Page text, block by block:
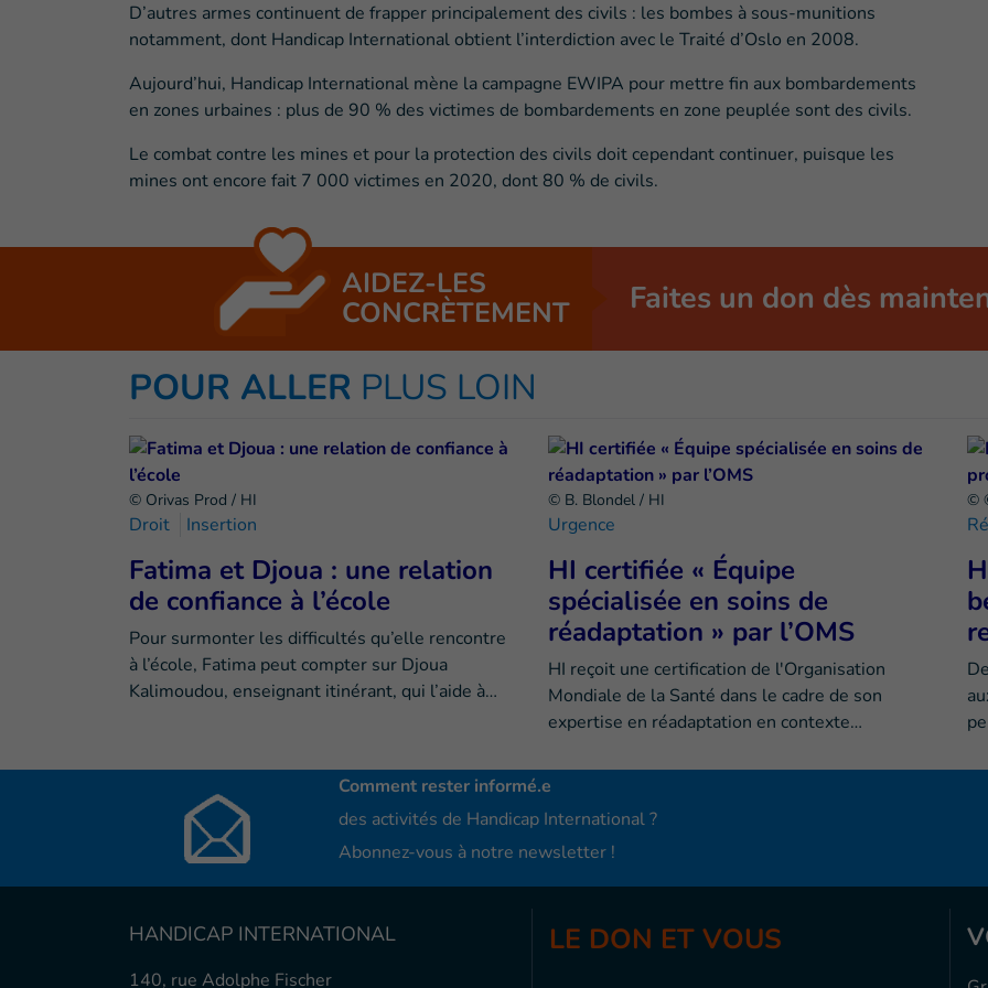
D’autres armes continuent de frapper principalement des civils : les bombes à sous-munitions
notamment, dont Handicap International obtient l’interdiction avec le Traité d’Oslo en 2008.
Aujourd’hui, Handicap International mène la campagne EWIPA pour mettre fin aux bombardements
en zones urbaines : plus de 90 % des victimes de bombardements en zone peuplée sont des civils.
Le combat contre les mines et pour la protection des civils doit cependant continuer, puisque les
mines ont encore fait 7 000 victimes en 2020, dont 80 % de civils.
AIDEZ-LES
CONCRÈTEMENT Faites un don dès
POUR ALLER PLUS LOIN
© Orivas Prod / HI
Droit Insertion
Fatima et Djoua : une relation
de confiance à l’école
Pour surmonter les difficultés qu’elle rencontre
à l’école, Fatima peut compter sur Djoua
Kalimoudou, enseignant itinérant, qui l’aide à…
© B. Blondel / HI
Urgence
HI certifiée « Équipe
spécialisée en soins de
réadaptation » par l’OMS
HI reçoit une certification de l'Organisation
Mondiale de la Santé dans le cadre de son
expertise en réadaptation en contexte…
©
Comment rester informé.e
des activités de Handicap International ?
Abonnez-vous à notre newsletter !
HANDICAP INTERNATIONAL
140, rue Adolphe Fischer
LE DON ET VOUS